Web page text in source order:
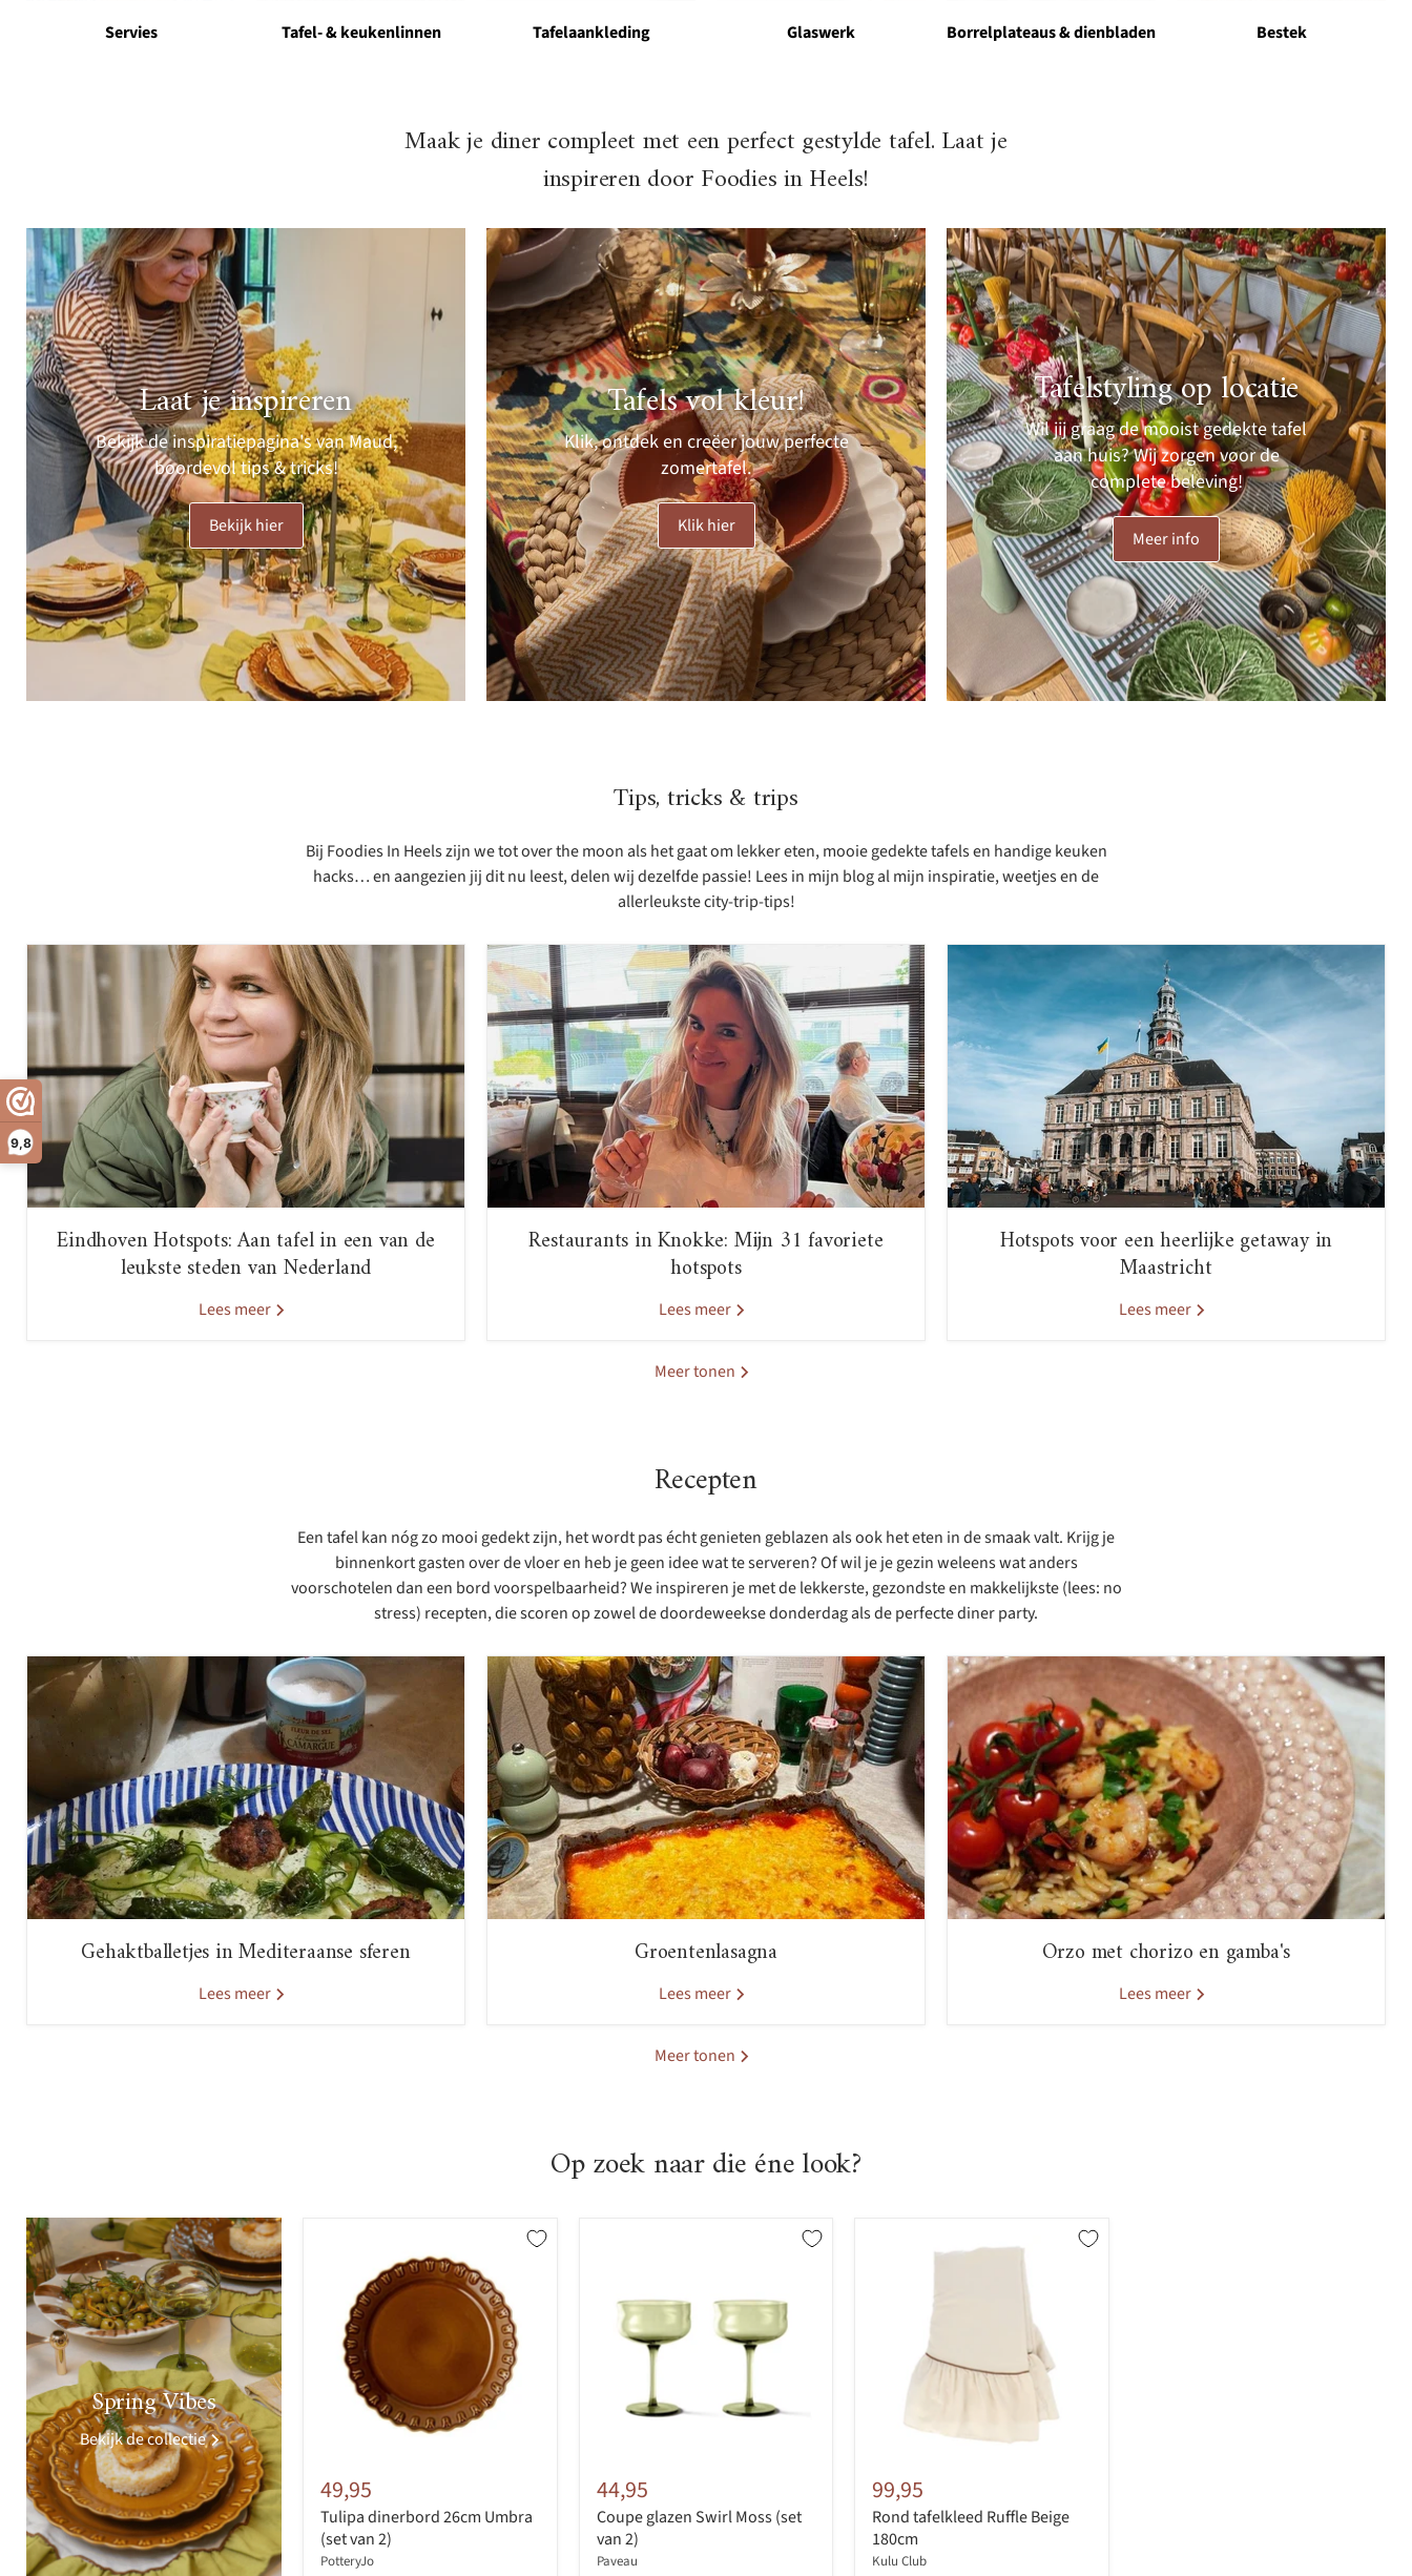
9,8
Servies Tafel- & keukenlinnen Tafelaankleding Glaswerk Borrelplateaus & dienbladen Bestek
Maak je diner compleet met een perfect gestylde tafel. Laat je
inspireren door Foodies in Heels!
Laat je inspireren
Bekijk de inspiratiepagina's van Maud,
boordevol tips & tricks!
Bekijk hier
Tafels vol kleur!
Klik, ontdek en creëer jouw perfecte
zomertafel.
Klik hier
Tafelstyling op locatie
Wil jij graag de mooist gedekte tafel
aan huis? Wij zorgen voor de
complete beleving!
Meer info
Tips, tricks & trips
Bij Foodies In Heels zijn we tot over the moon als het gaat om lekker eten, mooie gedekte tafels en handige keuken
hacks… en aangezien jij dit nu leest, delen wij dezelfde passie! Lees in mijn blog al mijn inspiratie, weetjes en de
allerleukste city-trip-tips!
Eindhoven Hotspots: Aan tafel in een van de
leukste steden van Nederland
Lees meer
Restaurants in Knokke: Mijn 31 favoriete
hotspots
Lees meer
Hotspots voor een heerlijke getaway in
Maastricht
Lees meer
Meer tonen
Recepten
Een tafel kan nóg zo mooi gedekt zijn, het wordt pas écht genieten geblazen als ook het eten in de smaak valt. Krijg je
binnenkort gasten over de vloer en heb je geen idee wat te serveren? Of wil je je gezin weleens wat anders
voorschotelen dan een bord voorspelbaarheid? We inspireren je met de lekkerste, gezondste en makkelijkste (lees: no
stress) recepten, die scoren op zowel de doordeweekse donderdag als de perfecte diner party.
Gehaktballetjes in Mediteraanse sferen
Lees meer
Groentenlasagna
Lees meer
Orzo met chorizo en gamba's
Lees meer
Meer tonen
Op zoek naar die éne look?
>
Spring Vibes
Bekijk de collectie
49,95
Tulipa dinerbord 26cm Umbra
(set van 2)
PotteryJo
44,95
Coupe glazen Swirl Moss (set
van 2)
Paveau
99,95
Rond tafelkleed Ruffle Beige
180cm
Kulu Club